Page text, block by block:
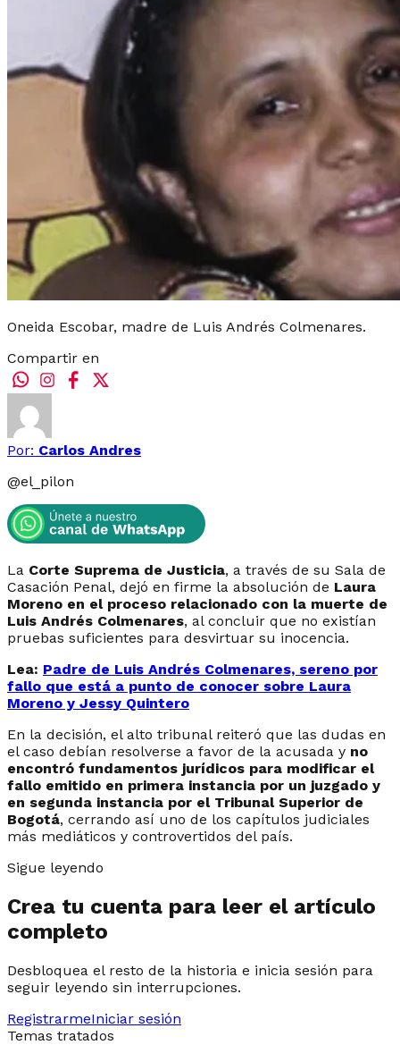
Oneida Escobar, madre de Luis Andrés Colmenares.
Compartir en
Por: Carlos Andres
@el_pilon
La Corte Suprema de Justicia, a través de su Sala de
Casación Penal, dejó en firme la absolución de Laura
Moreno en el proceso relacionado con la muerte de
Luis Andrés Colmenares, al concluir que no existían
pruebas suficientes para desvirtuar su inocencia.
Lea: Padre de Luis Andrés Colmenares, sereno por
fallo que está a punto de conocer sobre Laura
Moreno y Jessy Quintero
En la decisión, el alto tribunal reiteró que las dudas en
el caso debían resolverse a favor de la acusada y no
encontró fundamentos jurídicos para modificar el
fallo emitido en primera instancia por un juzgado y
en segunda instancia por el Tribunal Superior de
Bogotá, cerrando así uno de los capítulos judiciales
más mediáticos y controvertidos del país.
Sigue leyendo
Crea tu cuenta para leer el artículo
completo
Desbloquea el resto de la historia e inicia sesión para
seguir leyendo sin interrupciones.
RegistrarmeIniciar sesión
Temas tratados